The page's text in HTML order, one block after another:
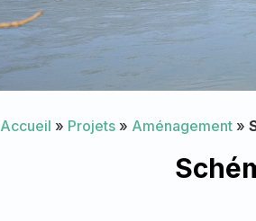
Accueil » Projets » Aménagement »